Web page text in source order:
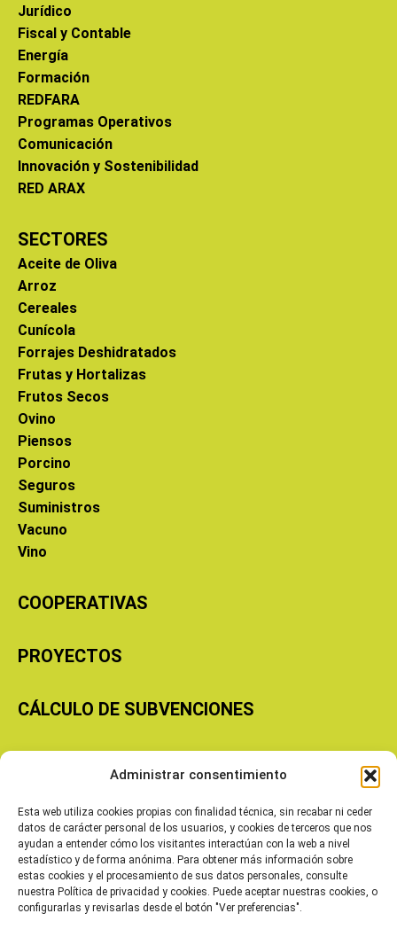
Administrar consentimiento
Esta web utiliza cookies propias con finalidad técnica, sin recabar ni ceder
datos de carácter personal de los usuarios, y cookies de terceros que nos
ayudan a entender cómo los visitantes interactúan con la web a nivel
estadístico y de forma anónima. Para obtener más información sobre
estas cookies y el procesamiento de sus datos personales, consulte
nuestra Política de privacidad y cookies. Puede aceptar nuestras cookies, o
configurarlas y revisarlas desde el botón "Ver preferencias".
Jurídico
Fiscal y Contable
Energía
Formación
REDFARA
Programas Operativos
Comunicación
Innovación y Sostenibilidad
RED ARAX
SECTORES
Aceite de Oliva
Arroz
Cereales
Cunícola
Forrajes Deshidratados
Frutas y Hortalizas
Frutos Secos
Ovino
Piensos
Porcino
Seguros
Suministros
Vacuno
Vino
COOPERATIVAS
PROYECTOS
CÁLCULO DE SUBVENCIONES